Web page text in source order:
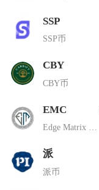
SSP
SSP币
CBY
CBY币
EMC
派
派币